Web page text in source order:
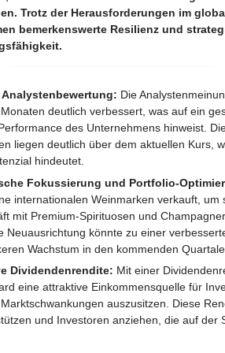
Trotz der Herausforderungen im
bemerkenswerte Resilienz und
Analystenbewertung: Die
deutlich verbessert, was auf ein
des Unternehmens hinweist.
liegen deutlich über dem aktuellen Kurs,
hindeutet.
Fokussierung und Portfolio-
internationalen Weinmarken verkauft, um
mit Premium-Spirituosen und
Neuausrichtung könnte zu einer
Wachstum in den kommenden
Dividendenrendite: Mit einer
eine attraktive Einkommensquelle für
auszusitzen. Diese
und Investoren anziehen, die auf der